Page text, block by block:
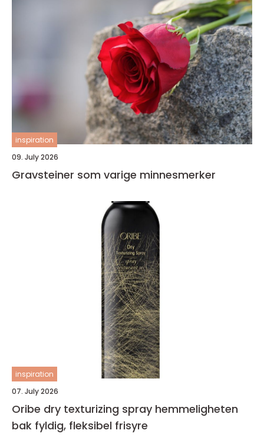
inspiration
09. July 2026
Gravsteiner som varige minnesmerker
inspiration
07. July 2026
Oribe dry texturizing spray hemmeligheten
bak fyldig, fleksibel frisyre